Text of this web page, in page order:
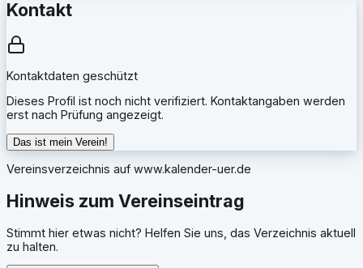
Kontakt
Kontaktdaten geschützt
Dieses Profil ist noch nicht verifiziert. Kontaktangaben werden
erst nach Prüfung angezeigt.
Das ist mein Verein!
Vereinsverzeichnis auf www.kalender-uer.de
Hinweis zum Vereinseintrag
Stimmt hier etwas nicht? Helfen Sie uns, das Verzeichnis aktuell
zu halten.